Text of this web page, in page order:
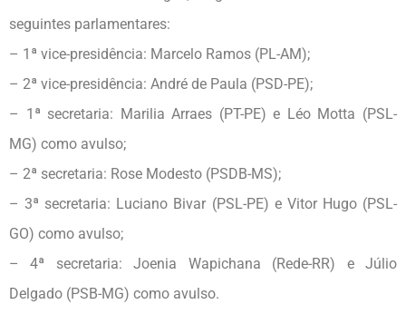
seguintes parlamentares:
– 1ª vice-presidência: Marcelo Ramos (PL-AM);
– 2ª vice-presidência: André de Paula (PSD-PE);
– 1ª secretaria: Marilia Arraes (PT-PE) e Léo Motta (PSL-
MG) como avulso;
– 2ª secretaria: Rose Modesto (PSDB-MS);
– 3ª secretaria: Luciano Bivar (PSL-PE) e Vitor Hugo (PSL-
GO) como avulso;
– 4ª secretaria: Joenia Wapichana (Rede-RR) e Júlio
Delgado (PSB-MG) como avulso.